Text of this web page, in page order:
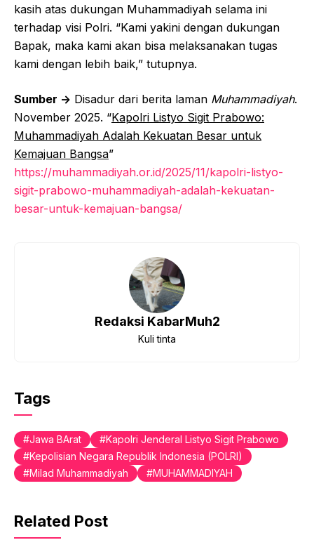
kasih atas dukungan Muhammadiyah selama ini
terhadap visi Polri. “Kami yakini dengan dukungan
Bapak, maka kami akan bisa melaksanakan tugas
kami dengan lebih baik,” tutupnya.
Sumber -> Disadur dari berita laman Muhammadiyah.
November 2025. “Kapolri Listyo Sigit Prabowo:
Muhammadiyah Adalah Kekuatan Besar untuk
Kemajuan Bangsa”
https://muhammadiyah.or.id/2025/11/kapolri-listyo-
sigit-prabowo-muhammadiyah-adalah-kekuatan-
besar-untuk-kemajuan-bangsa/
Redaksi KabarMuh2
Kuli tinta
Tags
Jawa BArat
Kapolri Jenderal Listyo Sigit Prabowo
Kepolisian Negara Republik Indonesia (POLRI)
Milad Muhammadiyah
MUHAMMADIYAH
Related Post